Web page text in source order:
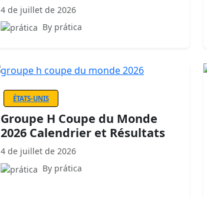
4 de juillet de 2026
By prática
ÉTATS-UNIS
Groupe H Coupe du Monde
2026 Calendrier et Résultats
4 de juillet de 2026
By prática